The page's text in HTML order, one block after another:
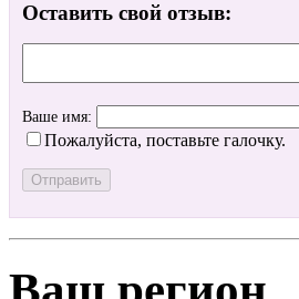
Оставить свой отзыв:
Ваше имя:
Пожалуйста, поставьте галочку.